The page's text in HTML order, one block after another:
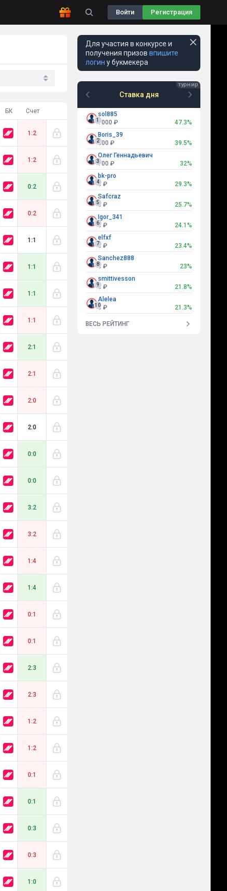
Войти Регистрация
БК Счет
1:2
1:2
0:2
0:2
1:1
1:1
1:1
1:1
2:1
2:1
2:0
2:0
0:0
0:0
3:2
3:2
1:4
1:4
0:1
0:1
2:3
2:3
1:2
1:2
0:1
0:1
0:3
0:3
1:0
Для участия в конкурсе и
получения призов впишите
логин у букмекера
Ставка дня
1
sol885
1000 ₽
47.3%
2
Boris_39
800 ₽
39.5%
3
Олег Геннадьевич
700 ₽
32%
4
bk-pro
0 ₽
29.3%
5
Safcraz
0 ₽
25.7%
6
Igor_341
0 ₽
24.1%
7
elfxf
0 ₽
23.4%
8
Sanchez888
0 ₽
23%
9
smittivesson
0 ₽
21.8%
10
Alelea
0 ₽
21.3%
ВЕСЬ РЕЙТИНГ